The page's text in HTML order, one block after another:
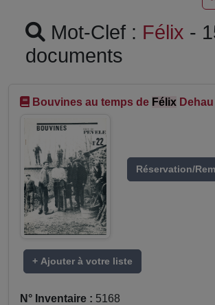
Mot-Clef : Félix -
documents
Bouvines au temps de Félix Dehau
Réservation/
+ Ajouter à votre liste
N° Inventaire : 5168